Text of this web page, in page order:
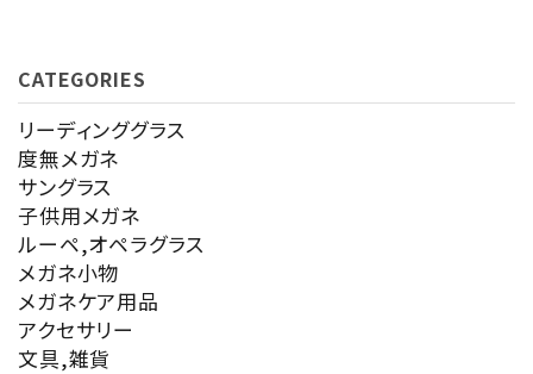
キーワード
カテゴリー
CATEGORIES
リーディンググラス
度無メガネ
サングラス
子供用メガネ
ルーペ,オペラグラス
メガネ小物
メガネケア用品
アクセサリー
文具,雑貨